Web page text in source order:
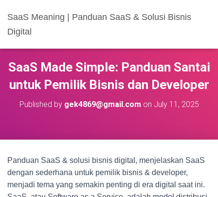
SaaS Meaning | Panduan SaaS & Solusi Bisnis
Digital
SaaS Made Simple: Panduan Santai
untuk Pemilik Bisnis dan Developer
Published by gek4869@gmail.com on July 11, 2025
Panduan SaaS & solusi bisnis digital, menjelaskan SaaS
dengan sederhana untuk pemilik bisnis & developer,
menjadi tema yang semakin penting di era digital saat ini.